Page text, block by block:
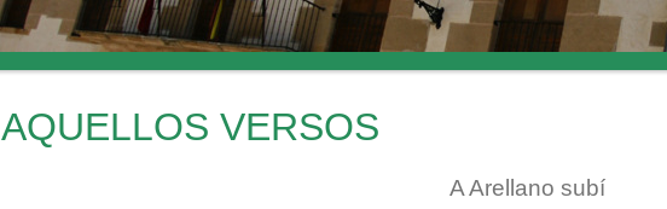
AQUELLOS VERSOS
A Arellano subí